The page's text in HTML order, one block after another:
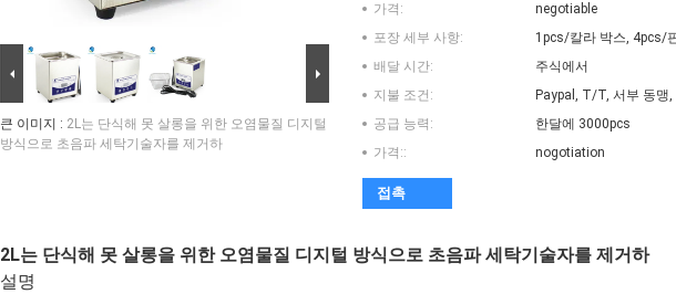
큰 이미지 : 2L는 단식해 못 살롱을 위한 오염물질 디지털
방식으로 초음파 세탁기술자를 제거하
가격:
negotiable
포장 세부 사항:
1pcs/칼라 박스, 4pcs/
배달 시간:
주식에서
지불 조건:
Paypal, T/T, 서부 동맹,
공급 능력:
한달에 3000pcs
가격::
nogotiation
접촉
2L는 단식해 못 살롱을 위한 오염물질 디지털 방식으로 초음파 세탁기술자를 제거하
설명